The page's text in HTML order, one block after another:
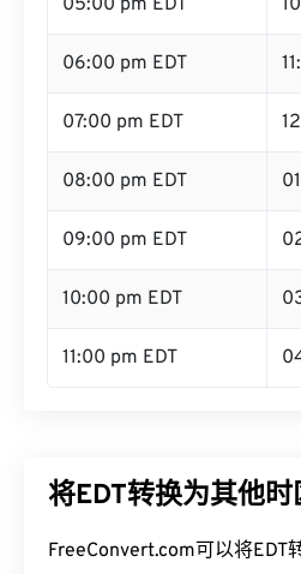
05:00 pm EDT
06:00 pm EDT
07:00 pm EDT
08:00 pm EDT
09:00 pm EDT
10:00 pm EDT
11:00 pm EDT
将EDT转换为其他时
FreeConvert.com可以将EDT